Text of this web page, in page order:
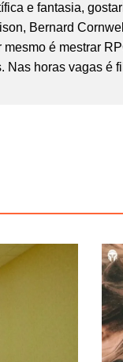
e fantasia,
Bernard
mesmo é mestrar
Nas horas vagas é